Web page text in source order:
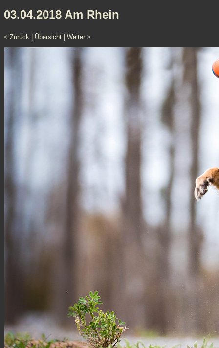
03.04.2018 Am Rhein
< Zurück Übersicht Weiter >